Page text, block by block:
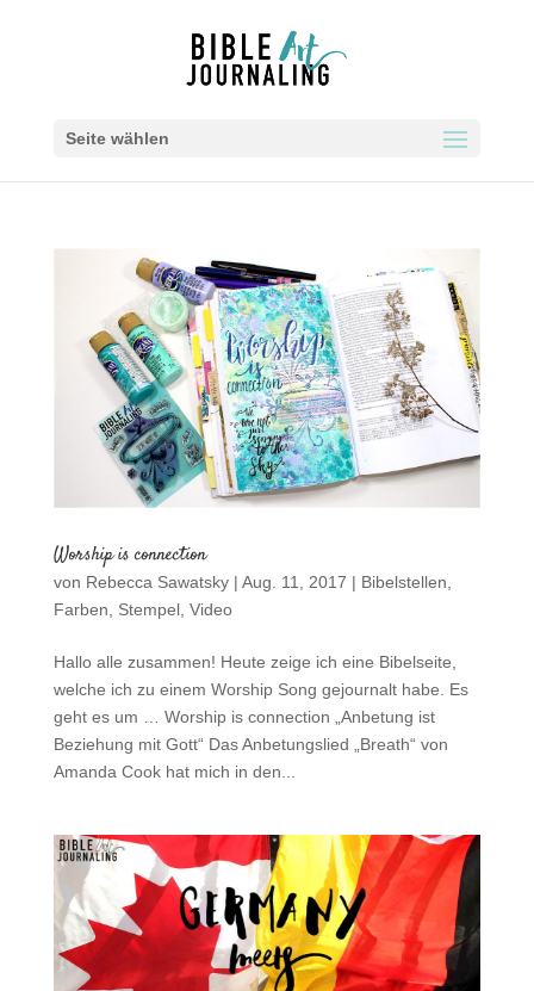
Seite wählen
Worship is connection
von Rebecca Sawatsky| Aug. 11, 2017 | Bibelstellen,
Farben, Stempel, Video
Hallo alle zusammen! Heute zeige ich eine Bibelseite,
welche ich zu einem Worship Song gejournalt habe. Es
geht es um … Worship is connection „Anbetung ist
Beziehung mit Gott“ Das Anbetungslied „Breath“ von
Amanda Cook hat mich in den...